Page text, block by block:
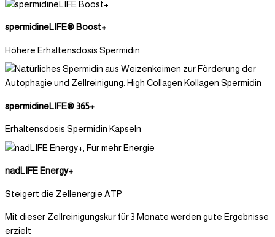
spermidineLIFE® Boost+
Höhere Erhaltensdosis Spermidin
spermidineLIFE® 365+
Erhaltensdosis Spermidin Kapseln
nadLIFE Energy+
Steigert die Zellenergie ATP
Mit dieser Zellreinigungskur für 3 Monate werden gute Ergebnisse
erzielt